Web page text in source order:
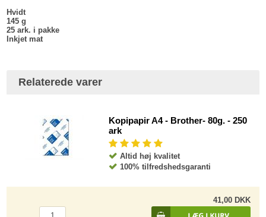
Hvidt
145 g
25 ark. i pakke
Inkjet mat
Relaterede varer
Kopipapir A4 - Brother- 80g. - 250
ark
Altid høj kvalitet
100% tilfredshedsgaranti
41,00 DKK